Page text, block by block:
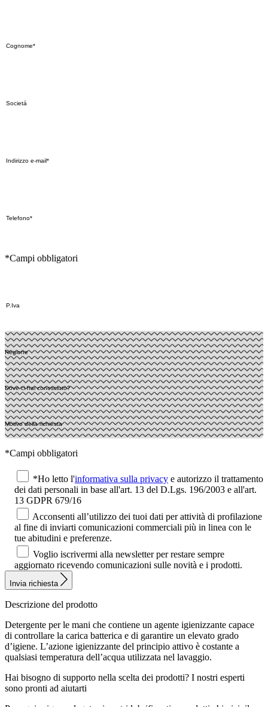
*Campi obbligatori
*Campi obbligatori
*Ho letto l'informativa sulla privacy e autorizzo il trattamento
dei dati personali in base all'art. 13 del D.Lgs. 196/2003 e all'art.
13 GDPR 679/16
Acconsenti all’utilizzo dei tuoi dati per attività di profilazione
al fine di inviarti comunicazioni commerciali più in linea con le
tue abitudini e preferenze.
Voglio iscrivermi alla newsletter per restare sempre
aggiornato ricevendo comunicazioni sulle novità e i prodotti.
Invia richiesta
Descrizione del prodotto
Detergente per le mani che contiene un agente igienizzante capace
di controllare la carica batterica e di garantire un elevato grado
d’igiene. L’azione igienizzante del principio attivo è costante a
qualsiasi temperatura dell’acqua utilizzata nel lavaggio.
Hai bisogno di supporto nella scelta dei prodotti? I nostri esperti
sono pronti ad aiutarti